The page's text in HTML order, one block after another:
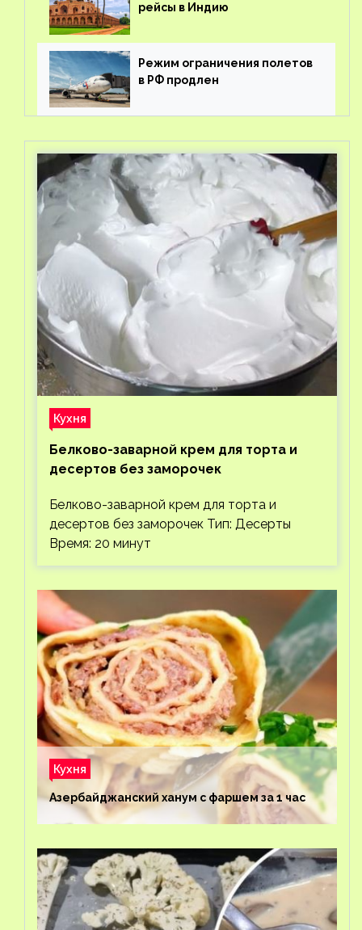
рейсы в Индию
Режим ограничения полетов
в РФ продлен
Кухня
Белково-заварной крем для торта и
десертов без заморочек
Белково-заварной крем для торта и
десертов без заморочек Тип: Десерты
Время: 20 минут
Кухня
Азербайджанский ханум с фаршем за 1 час